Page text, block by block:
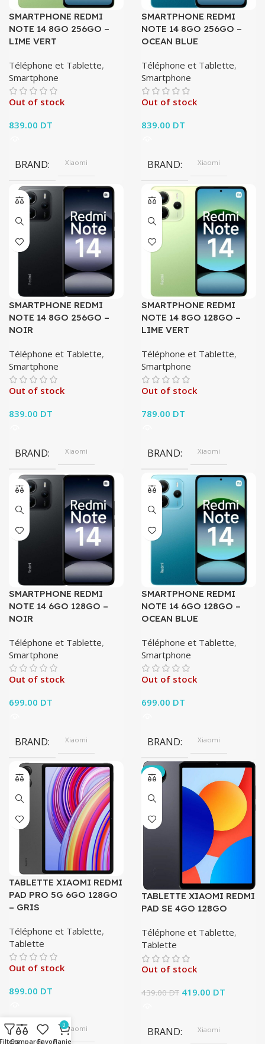
SMARTPHONE REDMI
NOTE 14 8GO 256GO –
LIME VERT
Téléphone et Tablette,
Smartphone
Out of stock
839.00 DT
BRAND Xiaomi
SMARTPHONE REDMI
NOTE 14 8GO 256GO –
OCEAN BLUE
Téléphone et Tablette,
Smartphone
Out of stock
839.00 DT
BRAND Xiaomi
SMARTPHONE REDMI
NOTE 14 8GO 256GO –
NOIR
Téléphone et Tablette,
Smartphone
Out of stock
839.00 DT
BRAND Xiaomi
SMARTPHONE REDMI
NOTE 14 8GO 128GO –
LIME VERT
Téléphone et Tablette,
Smartphone
Out of stock
789.00 DT
BRAND Xiaomi
SMARTPHONE REDMI
NOTE 14 6GO 128GO –
NOIR
Téléphone et Tablette,
Smartphone
Out of stock
699.00 DT
BRAND Xiaomi
SMARTPHONE REDMI
NOTE 14 6GO 128GO –
OCEAN BLUE
Téléphone et Tablette,
Smartphone
Out of stock
699.00 DT
BRAND Xiaomi
TABLETTE XIAOMI REDMI
PAD PRO 5G 6GO 128GO
– GRIS
Téléphone et Tablette,
Tablette
Out of stock
899.00 DT
BRAND Xiaomi
-5%
TABLETTE XIAOMI REDMI
PAD SE 4GO 128GO
Téléphone et Tablette,
Tablette
Out of stock
439.00DT Le prix initial
419.00 DT
BRAND
Xiaomi
FiltersComparerFavori
0
Panier